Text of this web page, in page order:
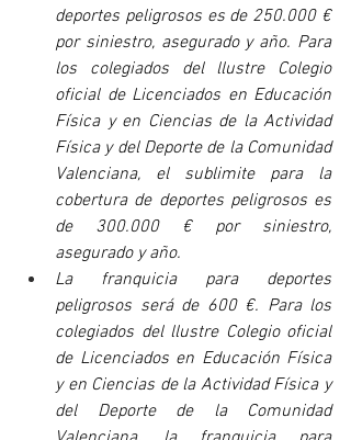
deportes peligrosos es de 250.000 €
por siniestro, asegurado y año. Para
los colegiados del llustre Colegio
oficial de Licenciados en Educación
Física y en Ciencias de la Actividad
Física y del Deporte de la Comunidad
Valenciana, el sublimite para la
cobertura de deportes peligrosos es
de 300.000 € por siniestro,
asegurado y año.
La franquicia para deportes
peligrosos será de 600 €. Para los
colegiados del llustre Colegio oficial
de Licenciados en Educación Física
y en Ciencias de la Actividad Física y
del Deporte de la Comunidad